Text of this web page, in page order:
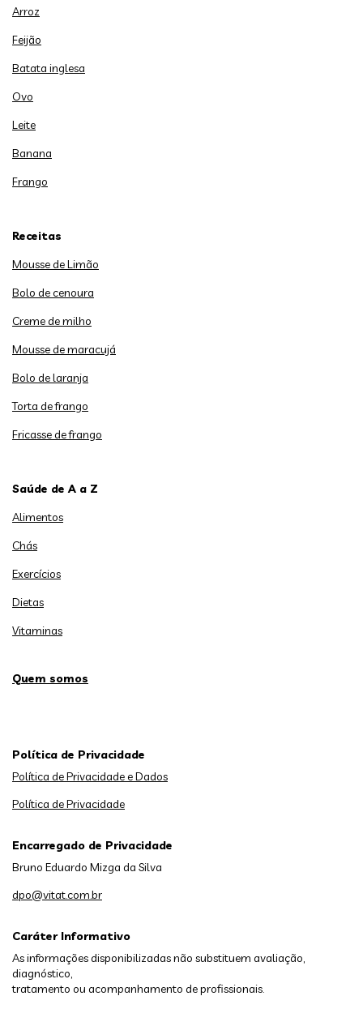
Arroz
Feijão
Batata inglesa
Ovo
Leite
Banana
Frango
Receitas
Mousse de Limão
Bolo de cenoura
Creme de milho
Mousse de maracujá
Bolo de laranja
Torta de frango
Fricasse de frango
Saúde de A a Z
Alimentos
Chás
Exercícios
Dietas
Vitaminas
Quem somos
Caráter Informativo
As informações disponibilizadas não substituem avaliação,
diagnóstico,
tratamento ou acompanhamento de profissionais.
Política de Privacidade
Política de Privacidade e Dados
Política de Privacidade
Encarregado de Privacidade
Bruno Eduardo Mizga da Silva
dpo@vitat.com.br